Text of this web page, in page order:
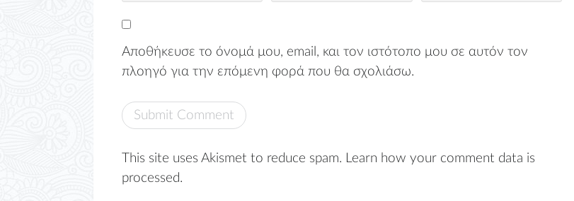
Αποθήκευσε το όνομά μου, email, και τον ιστότοπο μου σε αυτόν τον
πλοηγό για την επόμενη φορά που θα σχολιάσω.
This site uses Akismet to reduce spam. Learn how your comment data is
processed.